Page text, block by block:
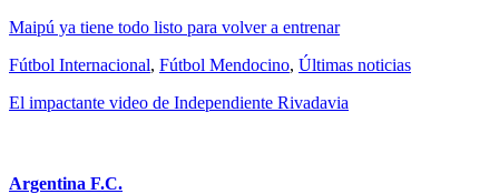
Maipú ya tiene todo listo para volver a entrenar
Fútbol Internacional, Fútbol Mendocino, Últimas noticias
El impactante video de Independiente Rivadavia
Argentina F.C.